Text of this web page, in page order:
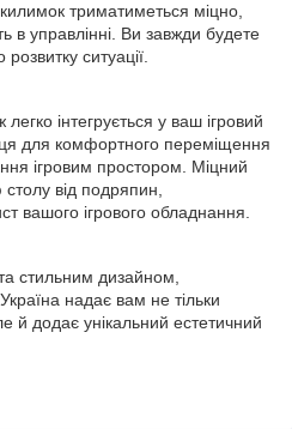
триматиметься міцно,
в управлінні. Ви завжди будете
ситуації.
інтегрується у ваш ігровий
для комфортного переміщення
ігровим простором. Міцний
від подряпин,
вашого ігрового обладнання.
стильним дизайном,
надає вам не тільки
й додає унікальний естетичний